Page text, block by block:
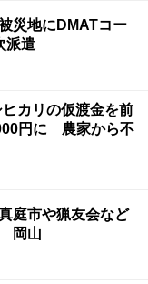
災地にDMATコー
派遣
カリの仮渡金を前
円に 農家から不
庭市や猟友会など
岡山